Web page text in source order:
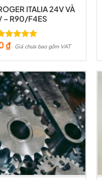
ITALIA 24V VÀ
– R90/F4ES
xếp
sao
₫ Giá chưa bao gồm VAT